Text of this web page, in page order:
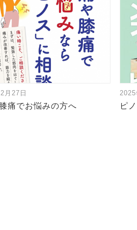
月27日
痛でお悩みの方へ
2025
ピ